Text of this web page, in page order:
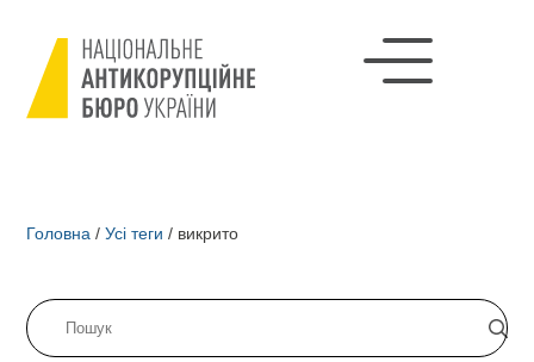
Головна / Усі теги / викрито